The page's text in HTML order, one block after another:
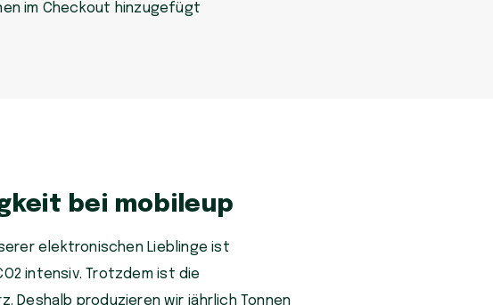
im Checkout hinzugefügt
bei mobileup
elektronischen Lieblinge ist
intensiv. Trotzdem ist die
Deshalb produzieren wir jährlich Tonnen